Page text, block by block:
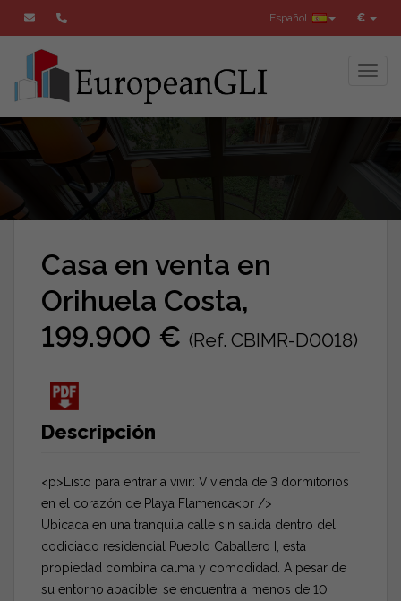
€
Español
Casa en venta en
Orihuela Costa,
199.900 € (Ref. CBIMR-D0018)
Descripción
<p>Listo para entrar a vivir: Vivienda de 3 dormitorios
en el corazón de Playa Flamenca<br />
Ubicada en una tranquila calle sin salida dentro del
codiciado residencial Pueblo Caballero I, esta
propiedad combina calma y comodidad. A pesar de
su entorno apacible, se encuentra a menos de 10